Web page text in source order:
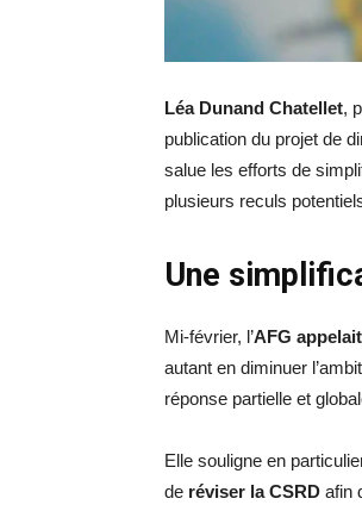
Léa Dunand Chatellet,
publication du projet de
salue les efforts de
plusieurs reculs
Une
Mi-février, l’AFG
autant en diminuer
réponse partielle et
Elle souligne en
de réviser la CSRD afin